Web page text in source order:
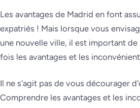
Les avantages de Madrid en font
expatriés ! Mais lorsque vous
une nouvelle ville, il est important
fois les avantages et les
Il ne s'agit pas de vous décourager
Comprendre les avantages et les